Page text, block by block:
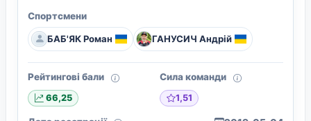
Спортсмени
БАБ'ЯК Роман ГАНУСИЧ Андрій
Рейтингові бали
66,25
Сила команди
1,51